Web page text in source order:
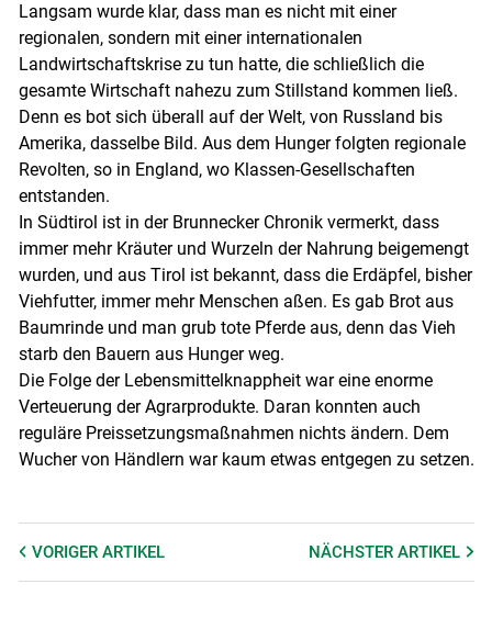
Langsam wurde klar, dass man es nicht mit einer
regionalen, sondern mit einer internationalen
Landwirtschaftskrise zu tun hatte, die schließlich die
gesamte Wirtschaft nahezu zum Stillstand kommen ließ.
Denn es bot sich überall auf der Welt, von Russland bis
Amerika, dasselbe Bild. Aus dem Hunger folgten regionale
Revolten, so in England, wo Klassen-Gesellschaften
entstanden.
In Südtirol ist in der Brun­necker Chronik vermerkt, dass
immer mehr Kräuter und Wurzeln der Nahrung beigemengt
wurden, und aus Tirol ist bekannt, dass die Erdäpfel, bisher
Viehfutter, immer mehr Menschen aßen. Es gab Brot aus
Baumrinde und man grub tote Pferde aus, denn das Vieh
starb den Bauern aus Hunger weg.
Die Folge der Lebensmittelknappheit war eine enorme
Verteuerung der Agrarprodukte. Daran konnten auch
reguläre Preissetzungsmaßnahmen nichts ändern. Dem
Wucher von Händlern war kaum etwas entgegen zu setzen.
VORIGER ARTIKEL NÄCHSTERARTIKEL